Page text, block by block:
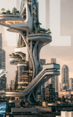
por diseño o por
los propietarios en